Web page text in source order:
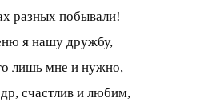
разных побывали!
я нашу дружбу,
лишь мне и нужно,
счастлив и любим,